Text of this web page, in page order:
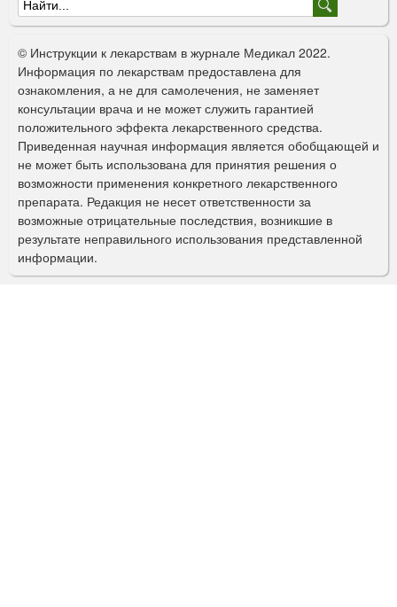
Ф
о
р
м
а
п
о
и
с
к
© Инструкции к лекарствам в журнале Медикал 2022.
Информация по лекарствам предоставлена для
ознакомления, а не для самолечения, не заменяет
консультации врача и не может служить гарантией
положительного эффекта лекарственного средства.
Приведенная научная информация является обобщающей и
не может быть использована для принятия решения о
возможности применения конкретного лекарственного
препарата. Редакция не несет ответственности за
возможные отрицательные последствия, возникшие в
результате неправильного использования представленной
информации.